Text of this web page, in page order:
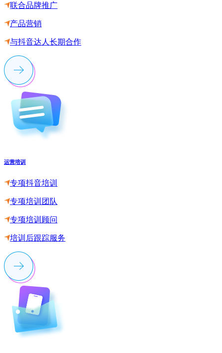
联合品牌推广
产品营销
与抖音达人长期合作
运营培训
专项抖音培训
专项培训团队
专项培训顾问
培训后跟踪服务